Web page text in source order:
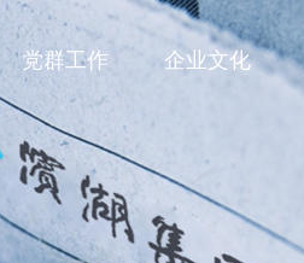
党群工作 企业文化